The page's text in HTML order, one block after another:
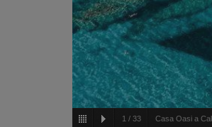
1 / 33 Casa Oasi a